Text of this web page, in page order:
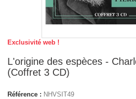
Exclusivité web !
L'origine des espèces -
(Coffret 3 CD)
Référence : NHVSIT49